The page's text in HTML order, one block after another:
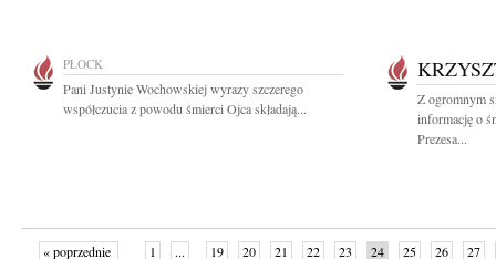
PŁOCK
Pani Justynie Wochowskiej wyrazy szczerego
współczucia z powodu śmierci Ojca składają...
Z ogromnym
informację o
Prezesa...
« poprzednie 1 ... 19 20 21 22 23 24 25 26 27